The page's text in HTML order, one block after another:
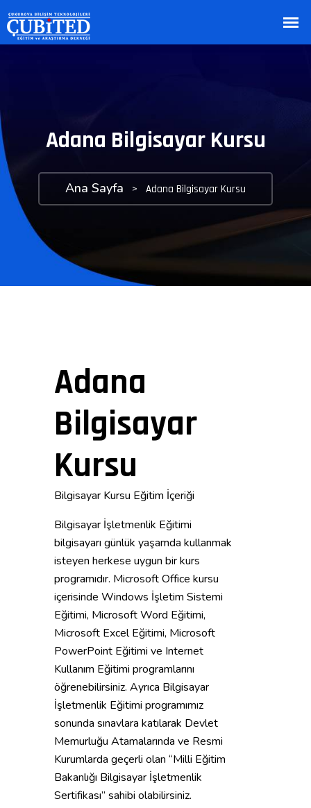
Adana Bilgisayar Kursu
Ana Sayfa > Adana Bilgisayar Kursu
Adana
Bilgisayar
Kursu
Bilgisayar Kursu Eğitim İçeriği
Bilgisayar İşletmenlik Eğitimi
bilgisayarı günlük yaşamda kullanmak
isteyen herkese uygun bir kurs
programıdır. Microsoft Office kursu
içerisinde Windows İşletim Sistemi
Eğitimi, Microsoft Word Eğitimi,
Microsoft Excel Eğitimi, Microsoft
PowerPoint Eğitimi ve Internet
Kullanım Eğitimi programlarını
öğrenebilirsiniz. Ayrıca Bilgisayar
İşletmenlik Eğitimi programımız
sonunda sınavlara katılarak Devlet
Memurluğu Atamalarında ve Resmi
Kurumlarda geçerli olan “Milli Eğitim
Bakanlığı Bilgisayar İşletmenlik
Sertifikası” sahibi olabilirsiniz.